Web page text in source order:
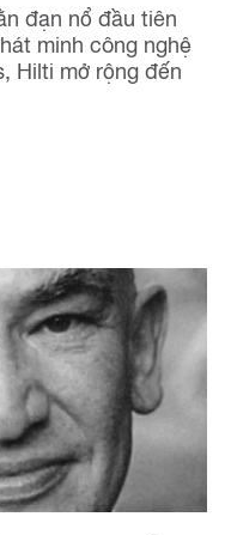
đạn nổ đầu tiên
minh công nghệ
Hilti mở rộng đến